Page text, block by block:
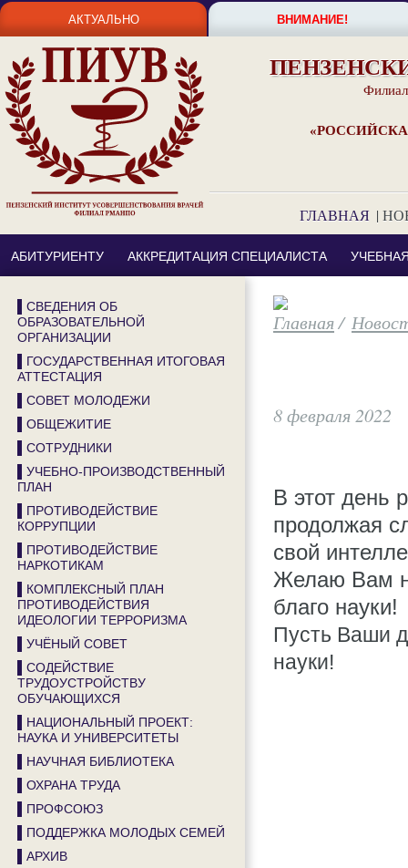
АКТУАЛЬНО ВНИМАНИЕ!
ГЛАВНАЯ |
АБИТУРИЕНТУ АККРЕДИТАЦИЯ СПЕЦИАЛИСТА
/
8 февраля 2022
В этот день
продолжая
свой
Желаю Вам
благо науки!
Пусть Ваши
науки!
▌СВЕДЕНИЯ ОБ
ОБРАЗОВАТЕЛЬНОЙ
ОРГАНИЗАЦИИ
▌ГОСУДАРСТВЕННАЯ ИТОГОВАЯ
АТТЕСТАЦИЯ
▌СОВЕТ МОЛОДЕЖИ
▌ОБЩЕЖИТИЕ
▌СОТРУДНИКИ
▌УЧЕБНО-ПРОИЗВОДСТВЕННЫЙ
ПЛАН
▌ПРОТИВОДЕЙСТВИЕ
КОРРУПЦИИ
▌ПРОТИВОДЕЙСТВИЕ
НАРКОТИКАМ
▌КОМПЛЕКСНЫЙ ПЛАН
ПРОТИВОДЕЙСТВИЯ
ИДЕОЛОГИИ ТЕРРОРИЗМА
▌УЧЁНЫЙ СОВЕТ
▌СОДЕЙСТВИЕ
ТРУДОУСТРОЙСТВУ
ОБУЧАЮЩИХСЯ
▌НАЦИОНАЛЬНЫЙ ПРОЕКТ:
НАУКА И УНИВЕРСИТЕТЫ
▌НАУЧНАЯ БИБЛИОТЕКА
▌ОХРАНА ТРУДА
▌ПРОФСОЮЗ
▌ПОДДЕРЖКА МОЛОДЫХ СЕМЕЙ
▌АРХИВ